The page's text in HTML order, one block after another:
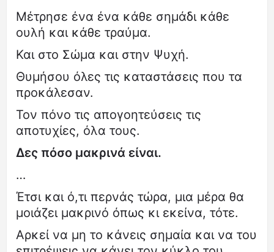
Μέτρησε ένα ένα κάθε σημάδι κάθε
ουλή και κάθε τραύμα.
Και στο Σώμα και στην Ψυχή.
Θυμήσου όλες τις καταστάσεις που τα
προκάλεσαν.
Τον πόνο τις απογοητεύσεις τις
αποτυχίες, όλα τους.
Δες πόσο μακρινά είναι.
…
Έτσι και ό,τι περνάς τώρα, μια μέρα θα
μοιάζει μακρινό όπως κι εκείνα, τότε.
Αρκεί να μη το κάνεις σημαία και να του